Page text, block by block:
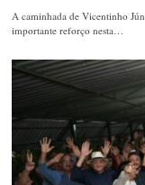
A caminhada de Vicentinho
importante reforço nesta…